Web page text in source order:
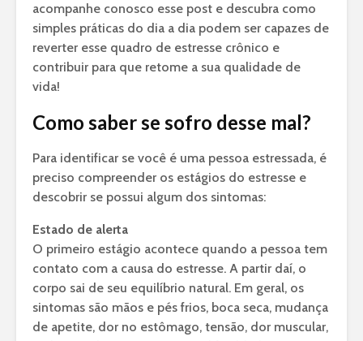
acompanhe conosco esse post e descubra como
simples práticas do dia a dia podem ser capazes de
reverter esse quadro de estresse crônico e
contribuir para que retome a sua qualidade de
vida!
Como saber se sofro desse mal?
Para identificar se você é uma pessoa estressada, é
preciso compreender os estágios do estresse e
descobrir se possui algum dos sintomas:
Estado de alerta
O primeiro estágio acontece quando a pessoa tem
contato com a causa do estresse. A partir daí, o
corpo sai de seu equilíbrio natural. Em geral, os
sintomas são mãos e pés frios, boca seca, mudança
de apetite, dor no estômago, tensão, dor muscular,